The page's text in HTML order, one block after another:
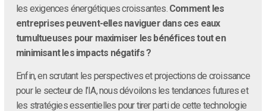
les exigences énergétiques croissantes. Comment les
entreprises peuvent-elles naviguer dans ces eaux
tumultueuses pour maximiser les bénéfices tout en
minimisant les impacts négatifs ?
Enfin, en scrutant les perspectives et projections de croissance
pour le secteur de l’IA, nous dévoilons les tendances futures et
les stratégies essentielles pour tirer parti de cette technologie